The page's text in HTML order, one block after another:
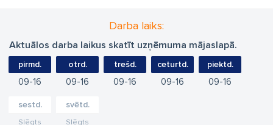
Darba laiks:
Aktuālos darba laikus skatīt uzņēmuma mājaslapā.
pirmd.
09 16
otrd.
09 16
trešd.
09 16
ceturtd.
09 16
piektd.
09 16
sestd.
Slēgts
svētd.
Slēgts